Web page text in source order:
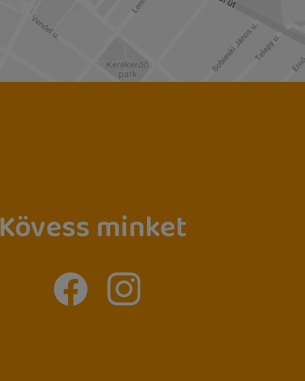
Kövess minket